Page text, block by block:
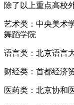
除了以上重点高校
艺术类：中央美术
舞蹈学院
语言类：北京语言
财经类：首都经济
医药类：北京协和